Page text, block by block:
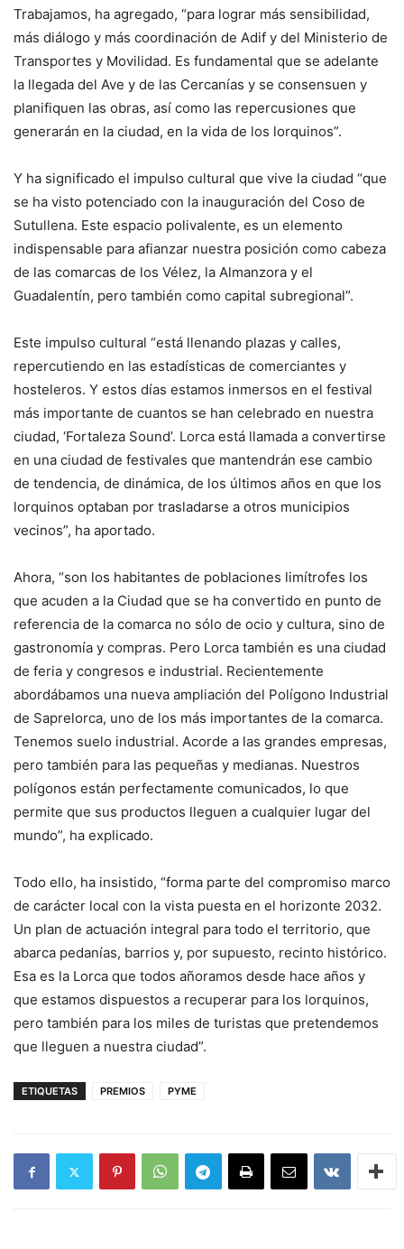
Trabajamos, ha agregado, “para lograr más sensibilidad,
más diálogo y más coordinación de Adif y del Ministerio de
Transportes y Movilidad. Es fundamental que se adelante
la llegada del Ave y de las Cercanías y se consensuen y
planifiquen las obras, así como las repercusiones que
generarán en la ciudad, en la vida de los lorquinos”.
Y ha significado el impulso cultural que vive la ciudad “que
se ha visto potenciado con la inauguración del Coso de
Sutullena. Este espacio polivalente, es un elemento
indispensable para afianzar nuestra posición como cabeza
de las comarcas de los Vélez, la Almanzora y el
Guadalentín, pero también como capital subregional”.
Este impulso cultural “está llenando plazas y calles,
repercutiendo en las estadísticas de comerciantes y
hosteleros. Y estos días estamos inmersos en el festival
más importante de cuantos se han celebrado en nuestra
ciudad, ‘Fortaleza Sound’. Lorca está llamada a convertirse
en una ciudad de festivales que mantendrán ese cambio
de tendencia, de dinámica, de los últimos años en que los
lorquinos optaban por trasladarse a otros municipios
vecinos”, ha aportado.
Ahora, “son los habitantes de poblaciones limítrofes los
que acuden a la Ciudad que se ha convertido en punto de
referencia de la comarca no sólo de ocio y cultura, sino de
gastronomía y compras. Pero Lorca también es una ciudad
de feria y congresos e industrial. Recientemente
abordábamos una nueva ampliación del Polígono Industrial
de Saprelorca, uno de los más importantes de la comarca.
Tenemos suelo industrial. Acorde a las grandes empresas,
pero también para las pequeñas y medianas. Nuestros
polígonos están perfectamente comunicados, lo que
permite que sus productos lleguen a cualquier lugar del
mundo”, ha explicado.
Todo ello, ha insistido, “forma parte del compromiso marco
de carácter local con la vista puesta en el horizonte 2032.
Un plan de actuación integral para todo el territorio, que
abarca pedanías, barrios y, por supuesto, recinto histórico.
Esa es la Lorca que todos añoramos desde hace años y
que estamos dispuestos a recuperar para los lorquinos,
pero también para los miles de turistas que pretendemos
que lleguen a nuestra ciudad”.
ETIQUETAS PREMIOS PYME